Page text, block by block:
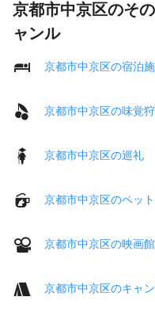
京都市中京区のそ
ャンル
京都市中京区の宿泊
京都市中京区の味覚狩
京都市中京区の巡礼
京都市中京区のペッ
京都市中京区の映画館
京都市中京区のキャ